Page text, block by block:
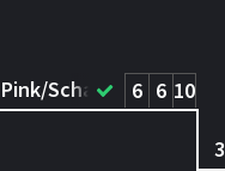
Pink/Schantl 6 6 10
3